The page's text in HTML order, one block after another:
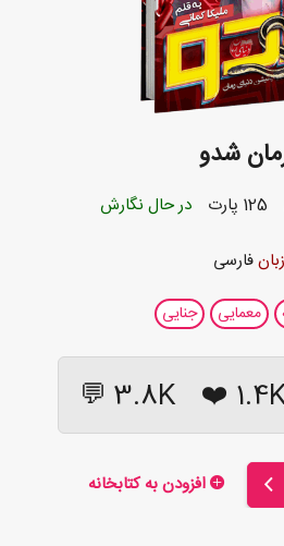
شدو
125 پارت در حال نگارش
زبانفارسی
معمایی جنایی
❤️
3.8K 💬
افزودن به کتابخانه